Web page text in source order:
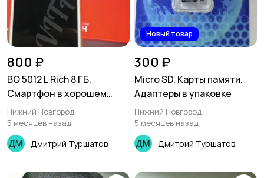
800 ₽
BQ 5012 L Rich 8 ГБ.
Смартфон в хорошем
состоянии
Нижний Новгород
5 месяцев назад
Дмитрий Туршатов
Новый товар
300 ₽
Micro SD. Карты памяти.
Адаптеры в упаковке
Нижний Новгород
5 месяцев назад
Дмитрий Туршатов